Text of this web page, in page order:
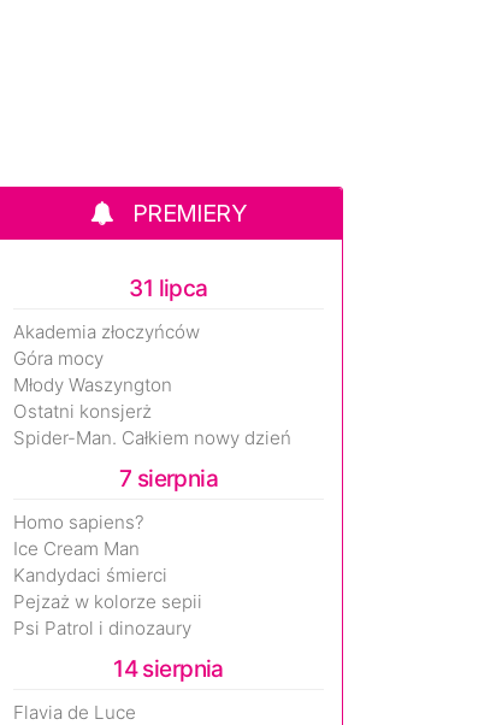
PREMIERY
31 lipca
Akademia złoczyńców
Góra mocy
Młody Waszyngton
Ostatni konsjerż
Spider-Man. Całkiem nowy dzień
7 sierpnia
Homo sapiens?
Ice Cream Man
Kandydaci śmierci
Pejzaż w kolorze sepii
Psi Patrol i dinozaury
14 sierpnia
Flavia de Luce